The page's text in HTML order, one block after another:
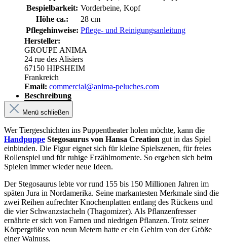
Bespielbarkeit: Vorderbeine, Kopf
Höhe ca.:
28 cm
Pflegehinweise: Pflege- und Reinigungsanleitung
Hersteller:
GROUPE ANIMA
24 rue des Alisiers
67150 HIPSHEIM
Frankreich
Email: commercial@anima-peluches.com
Beschreibung
Menü schließen
Wer Tiergeschichten ins Puppentheater holen möchte, kann die
Handpuppe Stegosaurus von Hansa Creation gut in das Spiel
einbinden. Die Figur eignet sich für kleine Spielszenen, für freies
Rollenspiel und für ruhige Erzählmomente. So ergeben sich beim
Spielen immer wieder neue Ideen.
Der Stegosaurus lebte vor rund 155 bis 150 Millionen Jahren im
späten Jura in Nordamerika. Seine markantesten Merkmale sind die
zwei Reihen aufrechter Knochenplatten entlang des Rückens und
die vier Schwanzstacheln (Thagomizer). Als Pflanzenfresser
ernährte er sich von Farnen und niedrigen Pflanzen. Trotz seiner
Körpergröße von neun Metern hatte er ein Gehirn von der Größe
einer Walnuss.